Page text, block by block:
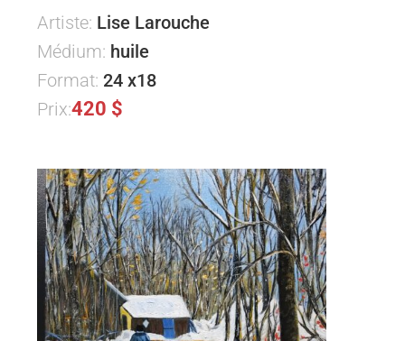
Artiste: Lise Larouche
Médium: huile
Format: 24 x18
Prix:420 $